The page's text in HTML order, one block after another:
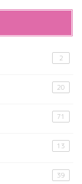
2
20
71
13
39